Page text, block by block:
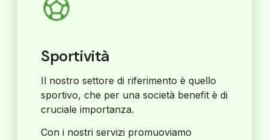
Sportività
Il nostro settore di riferimento è quello
sportivo, che per una società benefit è di
cruciale importanza.
Con i nostri servizi promuoviamo